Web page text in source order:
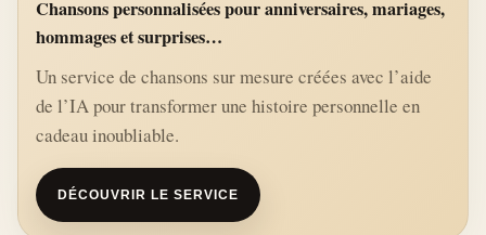
Chansons personnalisées pour anniversaires, mariages,
hommages et surprises…
Un service de chansons sur mesure créées avec l’aide
de l’IA pour transformer une histoire personnelle en
cadeau inoubliable.
DÉCOUVRIR LE SERVICE